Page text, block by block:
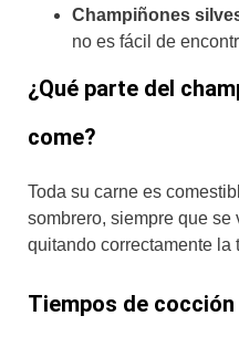
Champiñones
no es fácil de
¿Qué parte del
come?
Toda su carne es
sombrero, siempre que se
quitando correctamente la
Tiempos de